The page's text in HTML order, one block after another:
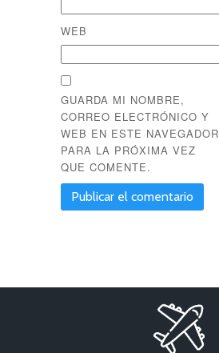
WEB
GUARDA MI NOMBRE,
CORREO ELECTRÓNICO Y
WEB EN ESTE NAVEGADOR
PARA LA PRÓXIMA VEZ
QUE COMENTE.